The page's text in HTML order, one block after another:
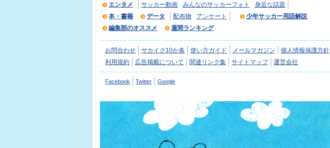
エンタメ
サッカー動画 みんなのサッカーフォト
身近な話題
本・書籍
データ 配布物 アンケート
少年サッカー用語解説
編集部のオススメ
週間ランキング
お問合わせ サカイク10か条 使い方ガイド メールマガジン 個人情報保護方針
利用規約
広告掲載について 関連リンク集 サイトマップ 運営会社
Facebook Twitter Google